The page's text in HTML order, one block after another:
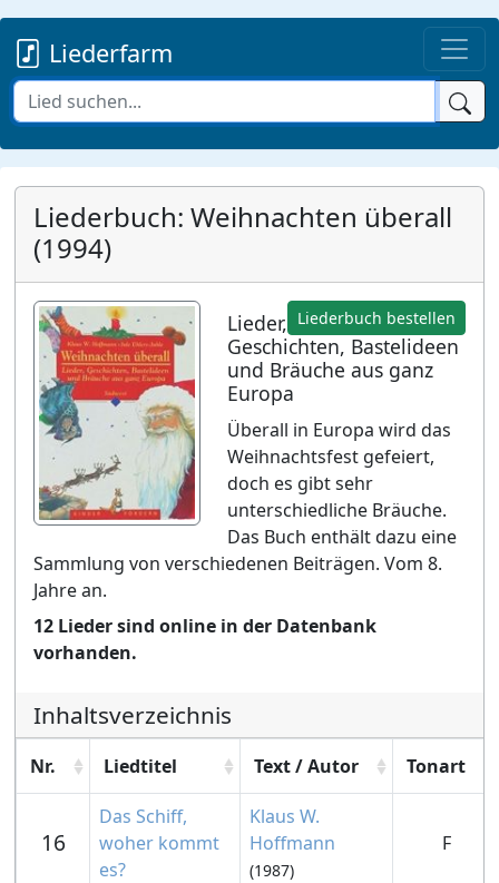
Liederfarm
Liederbuch: Weihnachten überall
(1994)
Liederbuch bestellen
Lieder,
Geschichten, Bastelideen
und Bräuche aus ganz
Europa
Überall in Europa wird das
Weihnachtsfest gefeiert,
doch es gibt sehr
unterschiedliche Bräuche.
Das Buch enthält dazu eine
Sammlung von verschiedenen Beiträgen. Vom 8.
Jahre an.
12 Lieder sind online in der Datenbank
vorhanden.
Inhaltsverzeichnis
Nr. Liedtitel Text / Autor Tonart
16
Das Schiff,
woher kommt
es?
Klaus W.
Hoffmann
(1987)
F